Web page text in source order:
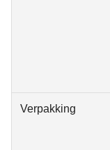
Verpakking